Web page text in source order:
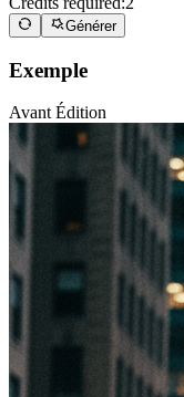
Générer
Exemple
Avant Édition